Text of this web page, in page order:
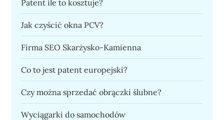
Patent ile to kosztuje?
Jak czyścić okna PCV?
Firma SEO Skarżysko-Kamienna
Co to jest patent europejski?
Czy można sprzedać obrączki ślubne?
Wyciągarki do samochodów